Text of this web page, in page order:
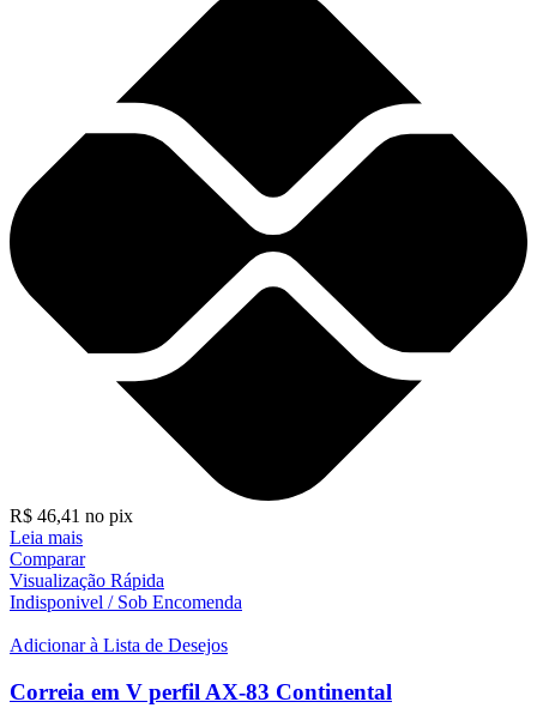
R$ 46,41 no pix
Leia mais
Comparar
Visualização Rápida
Indisponivel / Sob Encomenda
Adicionar à Lista de Desejos
Correia em V perfil AX-83 Continental